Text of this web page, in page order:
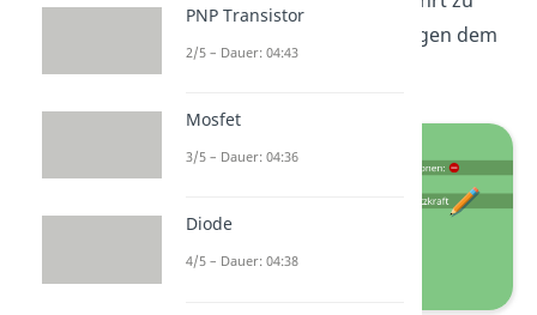
entgegen dem
PNP Transistor
2/5 – Dauer: 04:43
Mosfet
3/5 – Dauer: 04:36
Diode
4/5 – Dauer: 04:38